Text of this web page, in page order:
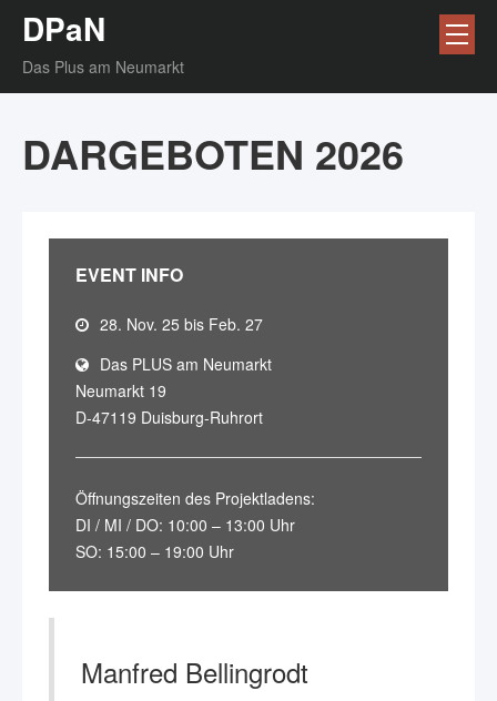
DPaN
Das Plus am Neumarkt
DARGEBOTEN 2026
EVENT INFO
28. Nov. 25 bis Feb. 27
Das PLUS am Neumarkt
Neumarkt 19
D-47119 Duisburg-Ruhrort
Öffnungszeiten des Projektladens:
DI / MI / DO: 10:00 – 13:00 Uhr
SO: 15:00 – 19:00 Uhr
Manfred Bellingrodt